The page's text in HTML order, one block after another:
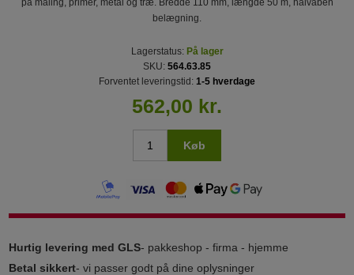
belægning.
Lagerstatus: På lager
SKU: 564.63.85
Forventet leveringstid: 1-5 hverdage
562,00 kr.
Køb
Hurtig levering med GLS- pakkeshop - firma - hjemme
Betal sikkert- vi passer godt på dine oplysninger